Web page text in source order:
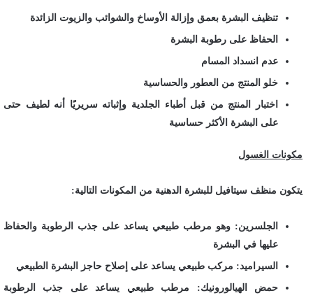
تنظيف البشرة بعمق وإزالة الأوساخ والشوائب والزيوت الزائدة
الحفاظ على رطوبة البشرة
عدم انسداد المسام
خلو المنتج من العطور والحساسية
اختبار المنتج من قبل أطباء الجلدية وإثباته سريريًا أنه لطيف حتى
على البشرة الأكثر حساسية
مكونات الغسول
يتكون منظف سيتافيل للبشرة الدهنية من المكونات التالية:
الجلسرين: وهو مرطب طبيعي يساعد على جذب الرطوبة والحفاظ
عليها في البشرة
السيراميد: مركب طبيعي يساعد على إصلاح حاجز البشرة الطبيعي
حمض الهيالورونيك: مرطب طبيعي يساعد على جذب الرطوبة